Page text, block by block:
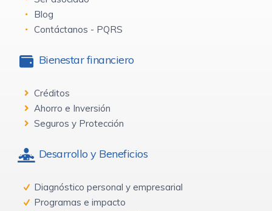
Blog
Contáctanos - PQRS
Bienestar financiero
Créditos
Ahorro e Inversión
Seguros y Protección
Desarrollo y Beneficios
Diagnóstico personal y empresarial
Programas e impacto